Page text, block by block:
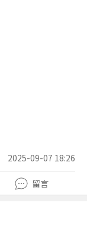
2025-09-07 18:26
留言